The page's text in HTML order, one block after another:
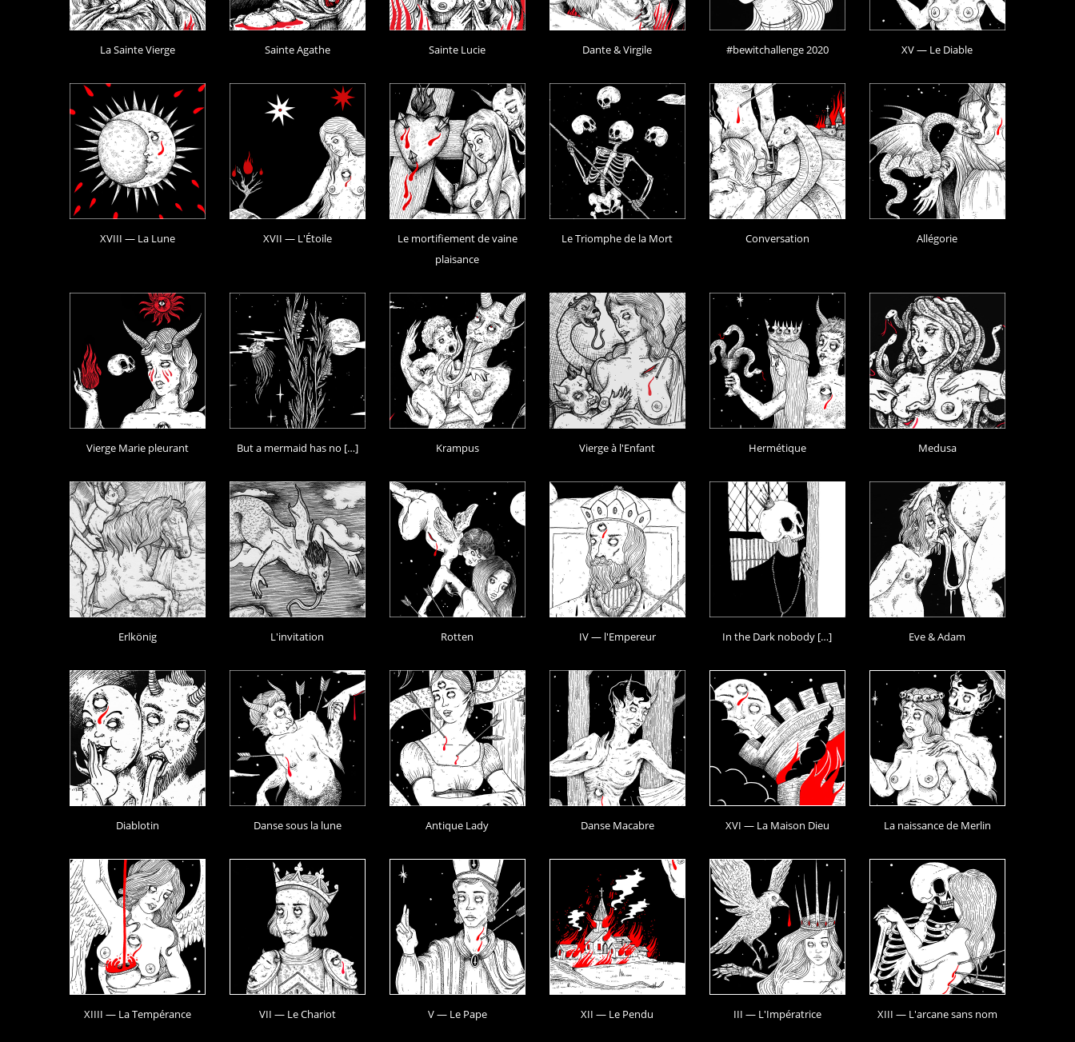
La Sainte Vierge Sainte Agathe Sainte Lucie Dante & Virgile #bewitchallenge 2020 XV — Le Diable
XVIII — La Lune XVII — L'Étoile
Le mortifiement de vaine
plaisance
Le Triomphe de la Mort Conversation Allégorie
Vierge Marie pleurant But a mermaid has no […] Krampus Vierge à l'Enfant Hermétique Medusa
Erlkönig L'invitation Rotten IV — l'Empereur In the Dark nobody […] Eve & Adam
Diablotin Danse sous la lune Antique Lady Danse Macabre XVI — La Maison Dieu La naissance de Merlin
XIIII — La Tempérance VII — Le Chariot V — Le Pape XII — Le Pendu III — L'Impératrice XIII — L'arcane sans nom